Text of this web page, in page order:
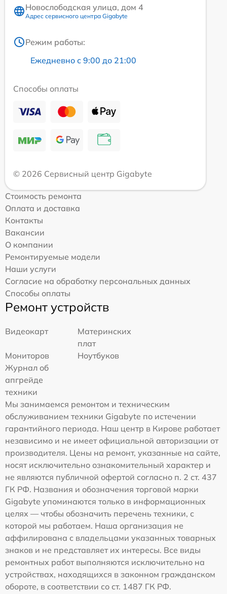
Новослободская улица, дом 4
Адрес сервисного центра Gigabyte
Режим работы:
Ежедневно с 9:00 до 21:00
Способы оплаты
© 2026 Сервисный центр Gigabyte
Стоимость ремонта
Оплата и доставка
Контакты
Вакансии
О компании
Ремонтируемые модели
Наши услуги
Согласие на обработку персональных данных
Способы оплаты
Ремонт устройств
Видеокарт
Материнских
плат
Мониторов
Ноутбуков
Журнал об
апгрейде
техники
Мы занимаемся ремонтом и техническим
обслуживанием техники Gigabyte по истечении
гарантийного периода. Наш центр в Кирове работает
независимо и не имеет официальной авторизации от
производителя. Цены на ремонт, указанные на сайте,
носят исключительно ознакомительный характер и
не являются публичной офертой согласно п. 2 ст. 437
ГК РФ. Названия и обозначения торговой марки
Gigabyte упоминаются только в информационных
целях — чтобы обозначить перечень техники, с
которой мы работаем. Наша организация не
аффилирована с владельцами указанных товарных
знаков и не представляет их интересы. Все виды
ремонтных работ выполняются исключительно на
устройствах, находящихся в законном гражданском
обороте, в соответствии со ст. 1487 ГК РФ.